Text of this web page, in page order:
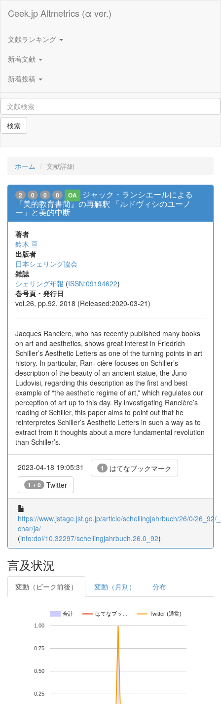
Ceek.jp Altmetrics (α ver.)
文献ランキング
新着文献
新着投稿
検索
ホーム 文献詳細
2 0 0 0 OA
ジャック・ランシエールによる
『美的教育書簡』の再解釈 「ルドヴィシのユーノ
ー」と美的中断
著者
鈴木 亘
出版者
日本シェリング協会
雑誌
シェリング年報 (ISSN:09194622)
巻号頁・発行日
vol.26, pp.92, 2018 (Released:2020-03-21)
Jacques Rancière, who has recently published many books
on art and aesthetics, shows great interest in Friedrich
Schiller’s Aesthetic Letters as one of the turning points in art
history. In particular, Ran- cière focuses on Schiller’s
description of the beauty of an ancient statue, the Juno
Ludovisi, regarding this description as the first and best
example of “the aesthetic regime of art,” which regulates our
perception of art up to this day. By investigating Rancière’s
reading of Schiller, this paper aims to point out that he
reinterpretes Schiller’s Aesthetic Letters in such a way as to
extract from it thoughts about a more fundamental revolution
than Schiller’s.
2023-04-18 19:05:31 1 はてなブックマーク
1 + 0 Twitter
https://www.jstage.jst.go.jp/article/schellingjahrbuch/26/0/26_92/
char/ja/
(info:doi/10.32297/schellingjahrbuch.26.0_92)
言及状況
変動（ピーク前後） 変動（月別） 分布
合計 はてなブッ… Twitter (通常)
0.25
0.50
0.75
1.00